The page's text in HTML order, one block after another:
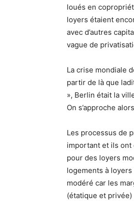
loués en
loyers étaient
avec d’autres
vague de
La crise mondiale
partir de là que
», Berlin était la
On s’approche
Les processus de
important et ils ont
pour des loyers
logements à
modéré car les
(étatique et